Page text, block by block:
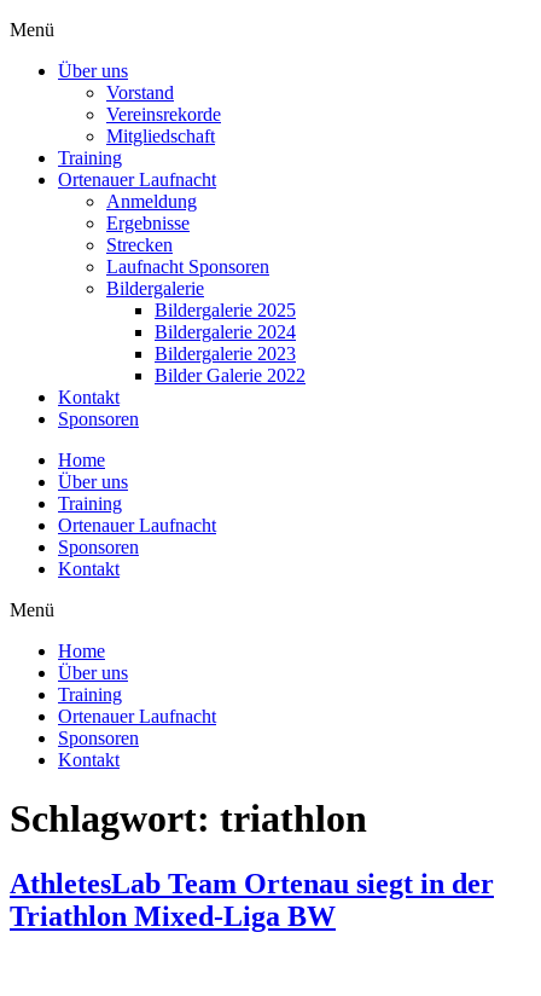
Menü
Über uns
Vorstand
Vereinsrekorde
Mitgliedschaft
Training
Ortenauer Laufnacht
Anmeldung
Ergebnisse
Strecken
Laufnacht Sponsoren
Bildergalerie
Bildergalerie 2025
Bildergalerie 2024
Bildergalerie 2023
Bilder Galerie 2022
Kontakt
Sponsoren
Home
Über uns
Training
Ortenauer Laufnacht
Sponsoren
Kontakt
Menü
Home
Über uns
Training
Ortenauer Laufnacht
Sponsoren
Kontakt
Schlagwort: triathlon
AthletesLab Team Ortenau siegt in der
Triathlon Mixed-Liga BW